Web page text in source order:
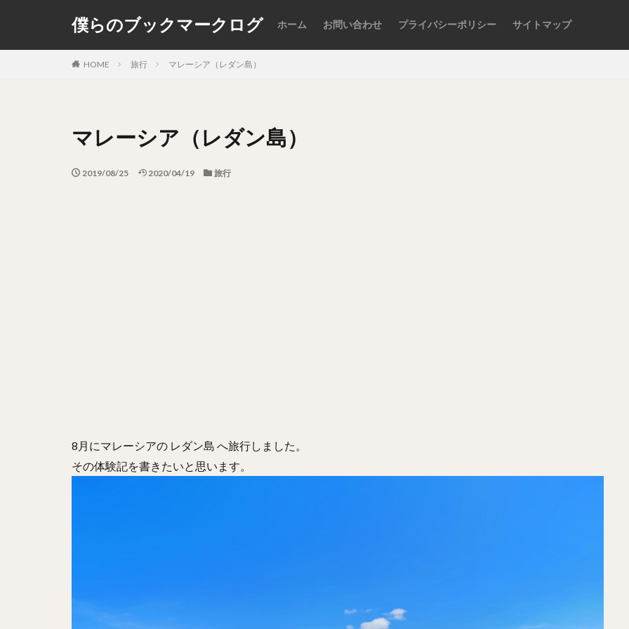
僕らのブックマークログ ホーム お問い合わせ プライバシーポリシー サイトマップ
HOME 旅行 マレーシア（レダン島）
マレーシア（レダン島）
2019/08/25 2020/04/19 旅行
8月にマレーシアの レダン島 へ旅行しました。
その体験記を書きたいと思います。
カテゴリー